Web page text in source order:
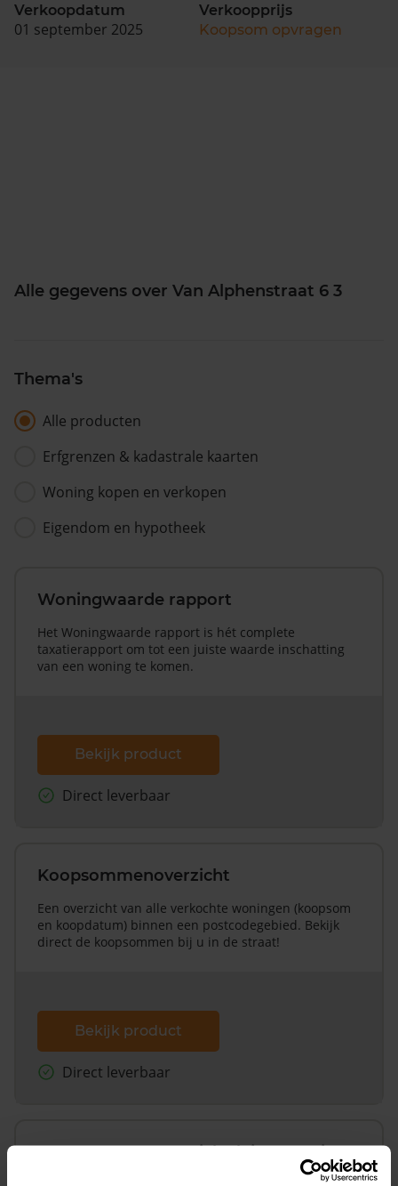
Verkoopdatum
01 september 2025
Verkoopprijs
Koopsom opvragen
Alle gegevens over Van Alphenstraat 6 3
Thema's
Alle producten
Erfgrenzen & kadastrale kaarten
Woning kopen en verkopen
Eigendom en hypotheek
Woningwaarde rapport
Het Woningwaarde rapport is hét complete
taxatierapport om tot een juiste waarde inschatting
van een woning te komen.
Bekijk product
Direct leverbaar
Koopsommenoverzicht
Een overzicht van alle verkochte woningen (koopsom
en koopdatum) binnen een postcodegebied. Bekijk
direct de koopsommen bij u in de straat!
Bekijk product
Direct leverbaar
Koopsommenoverzicht (1 jaar gratis